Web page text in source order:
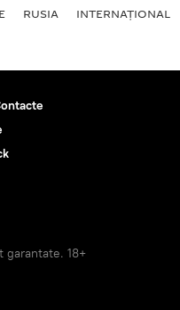
RUSIA INTERNAŢIONAL
18+